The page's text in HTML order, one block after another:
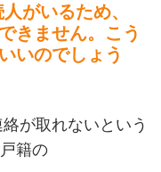
がいるため、
きません。こう
いのでしょう
が取れないという
籍の